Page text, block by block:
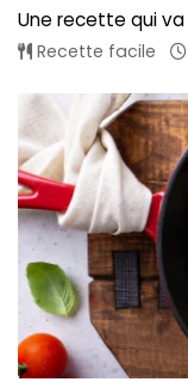
Une recette qui
Recette facile